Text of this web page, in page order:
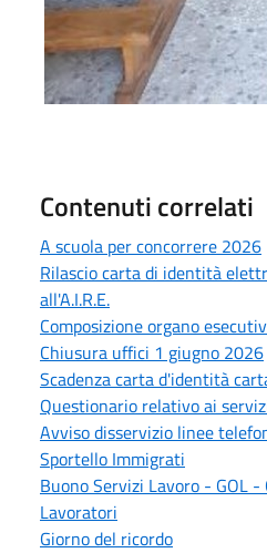
Contenuti correlati
A scuola per concorrere 2026
Rilascio carta di identità
all'A.I.R.E.
Composizione organo
Chiusura uffici 1 giugno 2026
Scadenza carta d'identità
Questionario relativo ai
Avviso disservizio linee
Sportello Immigrati
Buono Servizi Lavoro - GOL
Lavoratori
Giorno del ricordo